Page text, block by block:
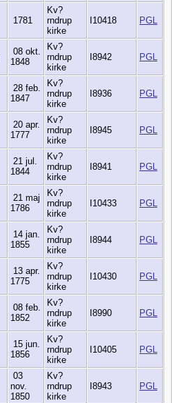
1781
Kv?
rndrup
kirke
I10418 PGL
08 okt.
1848
Kv?
rndrup
kirke
I8942 PGL
28 feb.
1847
Kv?
rndrup
kirke
I8936 PGL
20 apr.
1777
Kv?
rndrup
kirke
I8945 PGL
21 jul.
1844
Kv?
rndrup
kirke
I8941 PGL
21 maj
1786
Kv?
rndrup
kirke
I10433 PGL
14 jan.
1855
Kv?
rndrup
kirke
I8944 PGL
13 apr.
1775
Kv?
rndrup
kirke
I10430 PGL
08 feb.
1852
Kv?
rndrup
kirke
I8990 PGL
15 jun.
1856
Kv?
rndrup
kirke
I10405 PGL
03
nov.
1850
Kv?
rndrup
kirke
I8943 PGL